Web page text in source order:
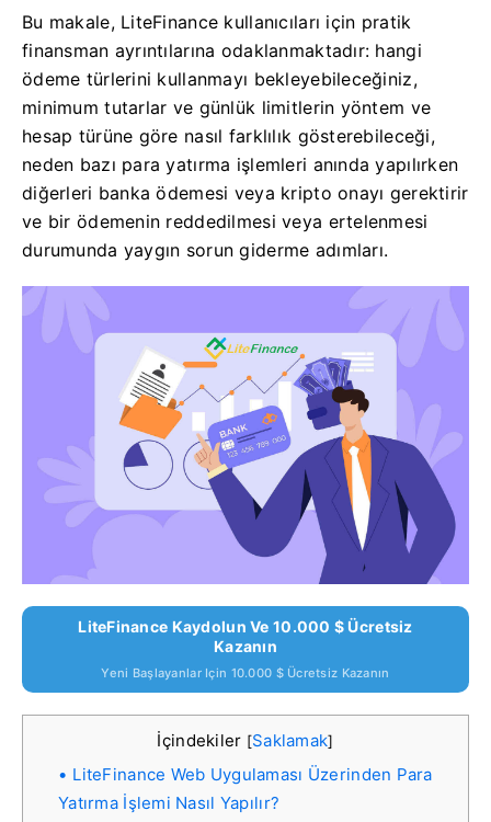
Bu makale, LiteFinance kullanıcıları için pratik
finansman ayrıntılarına odaklanmaktadır: hangi
ödeme türlerini kullanmayı bekleyebileceğiniz,
minimum tutarlar ve günlük limitlerin yöntem ve
hesap türüne göre nasıl farklılık gösterebileceği,
neden bazı para yatırma işlemleri anında yapılırken
diğerleri banka ödemesi veya kripto onayı gerektirir
ve bir ödemenin reddedilmesi veya ertelenmesi
durumunda yaygın sorun giderme adımları.
LiteFinance Kaydolun Ve 10.000 $ Ücretsiz
Kazanın
Yeni Başlayanlar Için 10.000 $ Ücretsiz Kazanın
İçindekiler [Saklamak]
LiteFinance Web Uygulaması Üzerinden Para
Yatırma İşlemi Nasıl Yapılır?